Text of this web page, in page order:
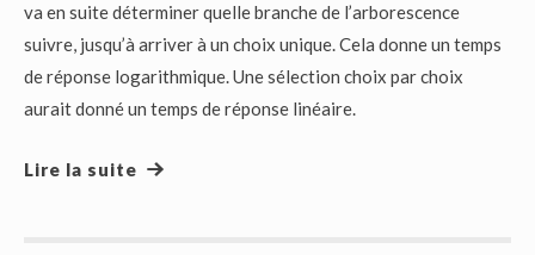
va en suite déterminer quelle branche de l’arborescence
suivre, jusqu’à arriver à un choix unique. Cela donne un temps
de réponse logarithmique. Une sélection choix par choix
aurait donné un temps de réponse linéaire.
Lire la suite